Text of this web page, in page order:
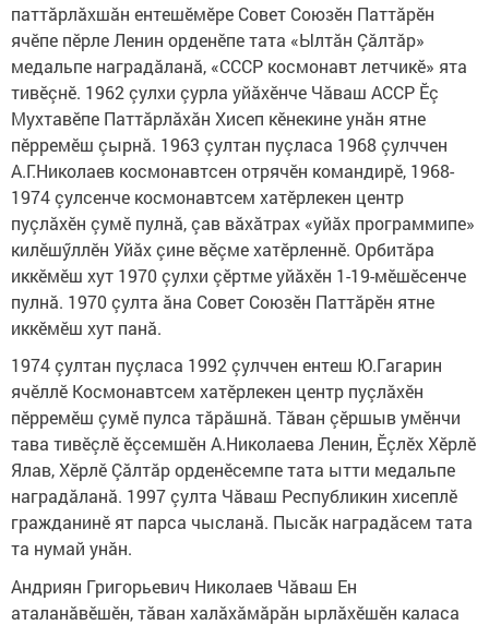
паттăрлăхшăн ентешĕмĕре Совет Союзĕн Паттӑрĕн
ячĕпе пĕрле Ленин орденĕпе тата «Ылтăн Çăлтăр»
медальпе наградăланă, «СССР космонавт летчикĕ» ята
тивĕçнĕ. 1962 çулхи çурла уйăхĕнче Чăваш АССР Ĕç
Мухтавĕпе Паттăрлăхăн Хисеп кĕнекине унӑн ятне
пĕрремĕш çырнӑ. 1963 çултан пуçласа 1968 çулччен
А.Г.Николаев космонавтсен отрячĕн командирĕ, 1968-
1974 çулсенче космонавтсем хатĕрлекен центр
пуçлăхĕн çумĕ пулнă, çав вăхăтрах «уйăх программипе»
килĕшӳллĕн Уйăх çине вĕçме хатĕрленнĕ. Орбитăра
иккĕмĕш хут 1970 çулхи çĕртме уйăхĕн 1-19-мĕшĕсенче
пулнă. 1970 çулта ăна Совет Союзĕн Паттӑрӗн ятне
иккĕмĕш хут панă.
1974 çултан пуçласа 1992 çулччен ентеш Ю.Гагарин
ячĕллĕ Космонавтсем хатĕрлекен центр пуçлăхĕн
пĕрремĕш çумĕ пулса тăрăшнă. Тăван çĕршыв умĕнчи
тава тивĕçлĕ ĕçсемшĕн А.Николаева Ленин, Ĕçлĕх Хĕрлĕ
Ялав, Хĕрлĕ Çăлтăр орденĕсемпе тата ытти медальпе
наградăланă. 1997 çулта Чăваш Республикин хисеплĕ
гражданинĕ ят парса чысланă. Пысăк наградăсем тата
та нумай унăн.
Андриян Григорьевич Николаев Чăваш Ен
аталанăвĕшĕн, тăван халăхăмăрăн ырлăхĕшĕн каласа